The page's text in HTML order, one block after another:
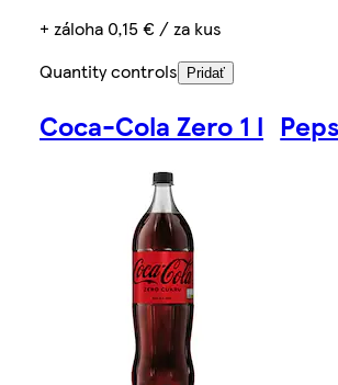
+ záloha 0,15 € / za kus
Quantity controls
Pridať
Coca-Cola Zero 1 l